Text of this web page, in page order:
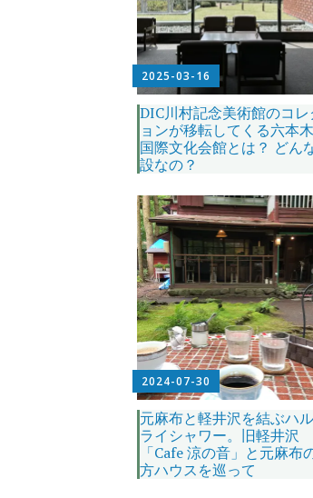
2025-03-16
DIC川村記念美術館のコレ
ョンが移転してくる六本
国際文化会館とは？ どん
設なの？
2024-07-30
元麻布と軽井沢を結ぶハル
ライシャワー。旧軽井沢
「Cafe 涼の音」と元麻布
方ハウスを巡って